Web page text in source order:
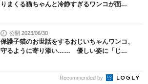
りまくる猫ちゃんと冷静すぎるワンコが面...
公開 2023/06/30
保護子猫のお世話をするおじいちゃんワンコ、
守るように寄り添い…… 優しい姿に「じ...
Recommended by